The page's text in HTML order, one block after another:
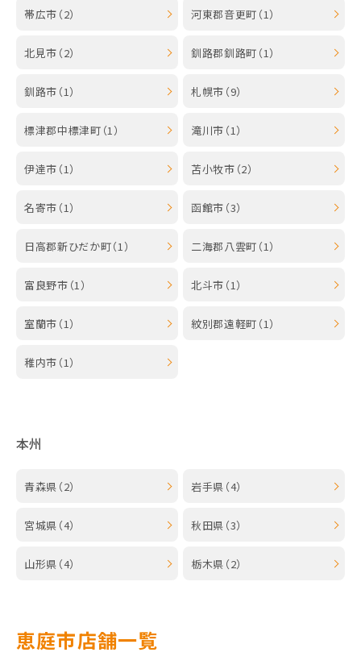
帯広市（2） 河東郡音更町（1）
北見市（2） 釧路郡釧路町（1）
釧路市（1） 札幌市（9）
標津郡中標津町（1） 滝川市（1）
伊達市（1） 苫小牧市（2）
名寄市（1） 函館市（3）
日高郡新ひだか町（1） 二海郡八雲町（1）
富良野市（1） 北斗市（1）
室蘭市（1） 紋別郡遠軽町（1）
稚内市（1）
本州
青森県（2） 岩手県（4）
宮城県（4） 秋田県（3）
山形県（4） 栃木県（2）
恵庭市店舗一覧